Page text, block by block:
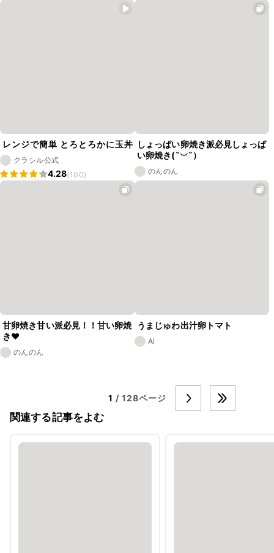
レンジで簡単 とろとろかに玉丼
クラシル公式
4.28(100)
しょっぱい卵焼き派必見しょっぱ
い卵焼き(˘︶˘）
のんのん
甘卵焼き甘い派必見！！甘い卵焼
き❤
のんのん
うまじゅわ出汁卵トマト
Ai
1 / 128ページ
関連する記事をよむ